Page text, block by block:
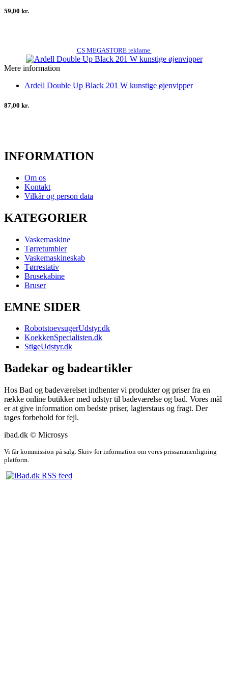
59,00 kr.
CS MEGASTORE reklame
Mere information
Ardell Double Up Black 201 W kunstige øjenvipper
87,00 kr.
INFORMATION
Om os
Kontakt
Vilkår og person data
KATEGORIER
Vaskemaskine
Tørretumbler
Vaskemaskineskab
Tørrestativ
Brusekabine
Bruser
EMNE SIDER
RobotstoevsugerUdstyr.dk
KoekkenSpecialisten.dk
StigeUdstyr.dk
Badekar og badeartikler
Hos Bad og badeværelset indhenter vi produkter og priser fra en
række online butikker med udstyr til badeværelse og bad. Vores mål
er at give information om bedste priser, lagterstaus og fragt. Der
tages forbehold for fejl.
ibad.dk © Microsys
Vi får kommission på salg. Skriv for information om vores prissammenligning
platform.